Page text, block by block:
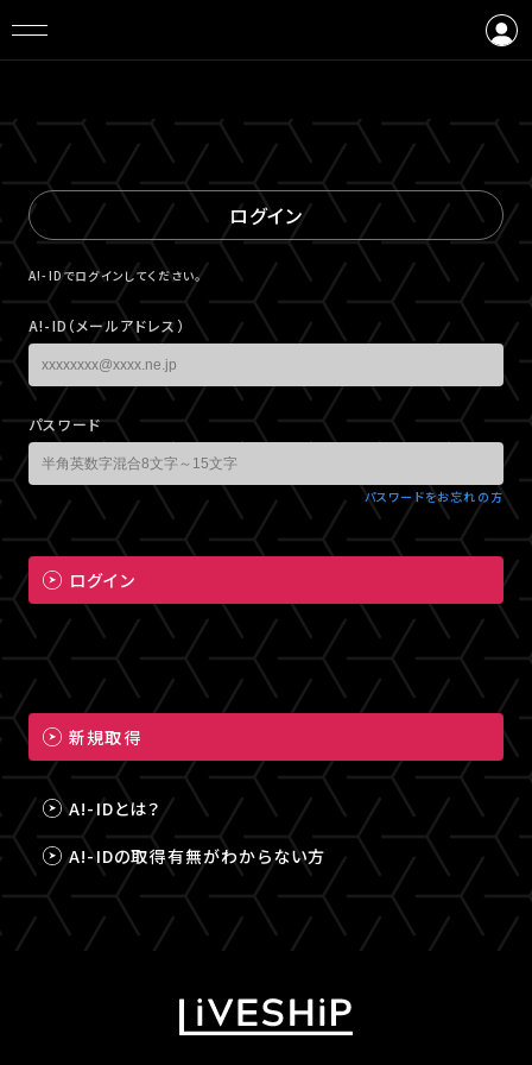
ログイン
A!-IDでログインしてください。
A!-ID（メールアドレス）
パスワード
パスワードをお忘れの方
ログイン
新規取得
A!-IDとは？
A!-IDの取得有無がわからない方